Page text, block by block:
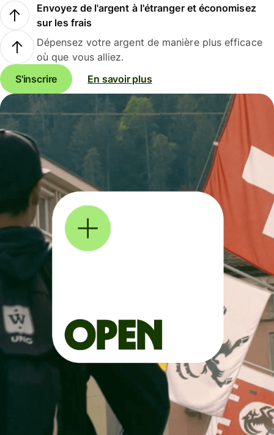
Envoyez de l'argent à l'étranger et économisez
sur les frais
Dépensez votre argent de manière plus efficace
où que vous alliez.
S'inscrire
En savoir plus